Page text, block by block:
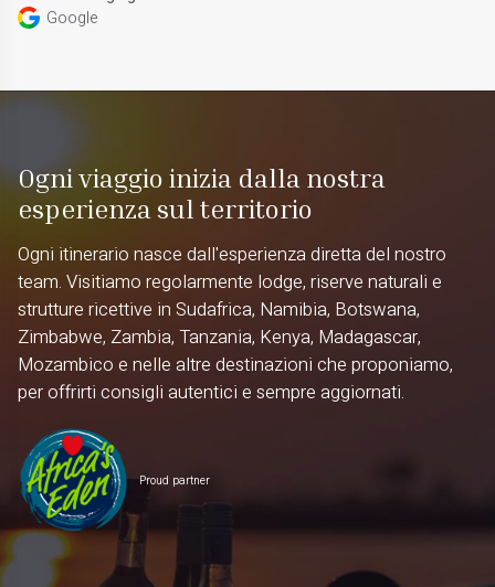
Google
Ogni viaggio inizia dalla nostra
esperienza sul territorio
Ogni itinerario nasce dall'esperienza diretta del nostro
team. Visitiamo regolarmente lodge, riserve naturali e
strutture ricettive in Sudafrica, Namibia, Botswana,
Zimbabwe, Zambia, Tanzania, Kenya, Madagascar,
Mozambico e nelle altre destinazioni che proponiamo,
per offrirti consigli autentici e sempre aggiornati.
Proud partner